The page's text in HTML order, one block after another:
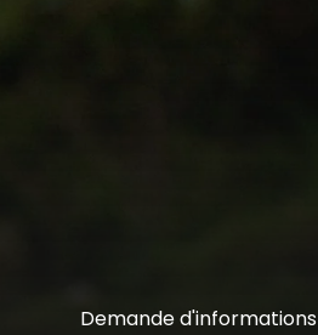
Demande d'informations